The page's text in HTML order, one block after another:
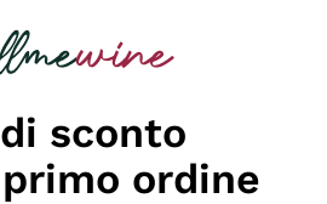
sconto
ordine